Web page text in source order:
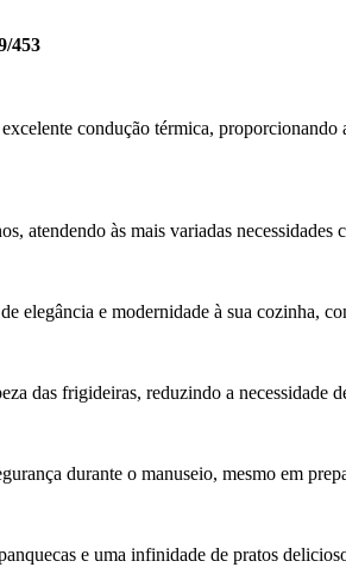
453
condução térmica,
atendendo às mais variadas
elegância e modernidade à sua cozinha,
das frigideiras, reduzindo a necessidade
durante o manuseio, mesmo em
e uma infinidade de pratos